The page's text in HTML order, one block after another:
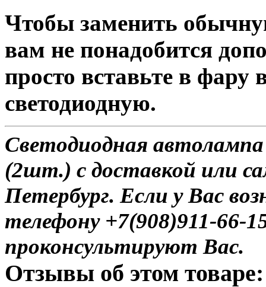
Чтобы заменить
вам не понадобится
просто вставьте в
светодиодную.
Светодиодная автолампа
(2шт.) с доставкой или
Петербург. Если у Вас
телефону +7(908)911-
проконсультируют Вас.
Отзывы об этом товаре: